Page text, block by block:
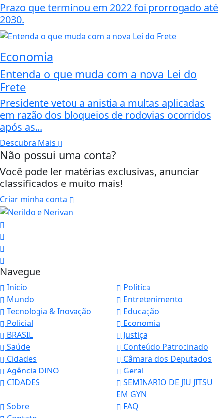
Prazo que terminou em 2022 foi prorrogado até
2030.
Economia
Entenda o que muda com a nova Lei do
Frete
Presidente vetou a anistia a multas aplicadas
em razão dos bloqueios de rodovias ocorridos
após as...
Descubra Mais
Não possui uma conta?
Você pode ler matérias exclusivas, anunciar
classificados e muito mais!
Criar minha conta
Navegue
Início
Política
Mundo
Entretenimento
Tecnologia & Inovação
Educação
Policial
Economia
BRASIL
Justiça
Saúde
Conteúdo Patrocinado
Cidades
Câmara dos Deputados
Agência DINO
Geral
CIDADES
SEMINARIO DE JIU JITSU
EM GYN
Sobre
FAQ